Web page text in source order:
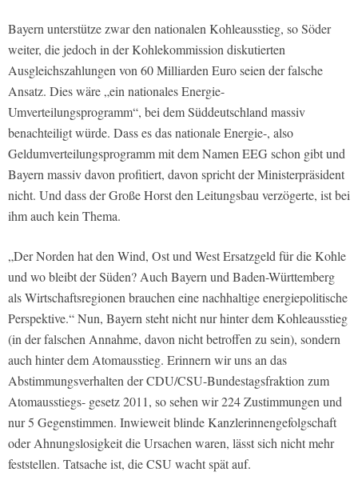
Bayern unterstütze zwar den nationalen Kohleausstieg, so Söder
weiter, die jedoch in der Kohlekommission diskutierten
Ausgleichszahlungen von 60 Milliarden Euro seien der falsche
Ansatz. Dies wäre „ein nationales Energie-
Umverteilungsprogramm“, bei dem Süddeutschland massiv
benachteiligt würde. Dass es das nationale Energie-, also
Geldumverteilungsprogramm mit dem Namen EEG schon gibt und
Bayern massiv davon profitiert, davon spricht der Ministerpräsident
nicht. Und dass der Große Horst den Leitungsbau verzögerte, ist bei
ihm auch kein Thema.
„Der Norden hat den Wind, Ost und West Ersatzgeld für die Kohle
und wo bleibt der Süden? Auch Bayern und Baden-Württemberg
als Wirtschaftsregionen brauchen eine nachhaltige energiepolitische
Perspektive.“ Nun, Bayern steht nicht nur hinter dem Kohleausstieg
(in der falschen Annahme, davon nicht betroffen zu sein), sondern
auch hinter dem Atomausstieg. Erinnern wir uns an das
Abstimmungsverhalten der CDU/CSU-Bundestagsfraktion zum
Atomausstiegs- gesetz 2011, so sehen wir 224 Zustimmungen und
nur 5 Gegenstimmen. Inwieweit blinde Kanzlerinnengefolgschaft
oder Ahnungslosigkeit die Ursachen waren, lässt sich nicht mehr
feststellen. Tatsache ist, die CSU wacht spät auf.